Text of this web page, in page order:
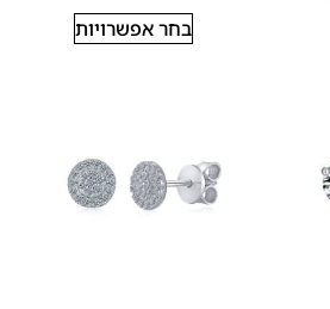
בחר אפשרויות